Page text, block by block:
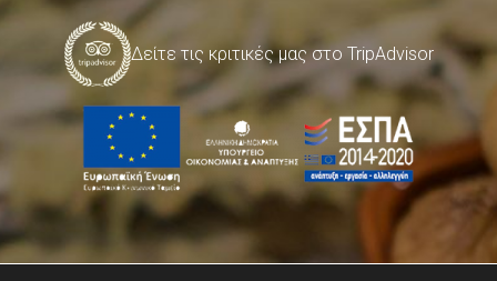
Δείτε τις κριτικές μας στο TripAdvisor